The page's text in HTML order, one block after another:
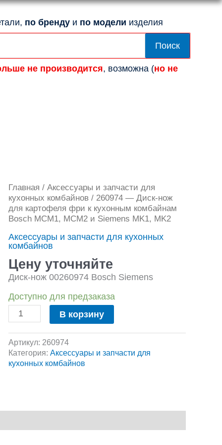
по бренду и по модели изделия
Поиск
не производится, возможна (но не
Главная / Аксессуары и запчасти для
кухонных комбайнов/ 260974 — Диск-нож
для картофеля фри к кухонным комбайнам
Bosch MCM1, MCM2 и Siemens MK1, MK2
Аксессуары и запчасти для кухонных
комбайнов
Цену уточняйте
Диск-нож 00260974 Bosch Siemens
Доступно для предзаказа
Количество
товара
260974
-
нож
для
картофеля
фри
к
кухонным
комбайнам
Bosch
MCM1,
MCM2
и
Siemens
MK1,
В корзину
Артикул: 260974
Категория: Аксессуары и запчасти для
кухонных комбайнов